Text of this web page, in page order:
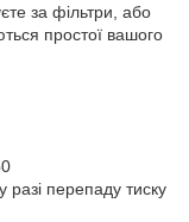
за фільтри, або
простої вашого
разі перепаду тиску